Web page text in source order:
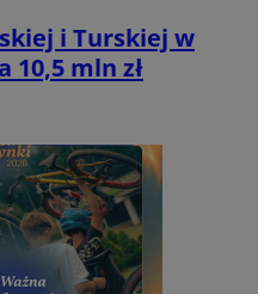
i Turskiej w
10,5 mln zł